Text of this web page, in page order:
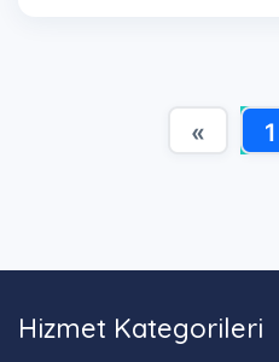
« 1
Hizmet Kategorileri